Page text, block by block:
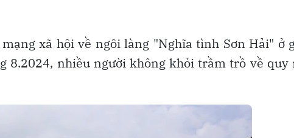
xã hội về ngôi làng "Nghĩa tình Sơn Hải" ở
8.2024, nhiều người không khỏi trầm trồ về quy